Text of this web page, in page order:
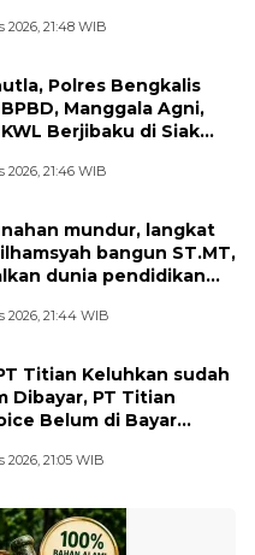
2026, 21:48 WIB
Polres Bengkalis
Manggala Agni,
Berjibaku di Siak
2026, 21:46 WIB
mundur, langkat
bangun ST.MT,
dunia pendidikan
2026, 21:44 WIB
Titian Keluhkan sudah
Dibayar, PT Titian
Belum di Bayar
2026, 21:05 WIB